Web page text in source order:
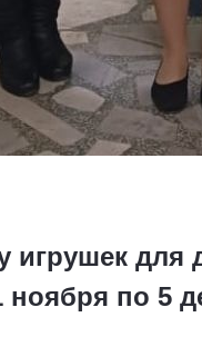
игрушек для
ноября по 5